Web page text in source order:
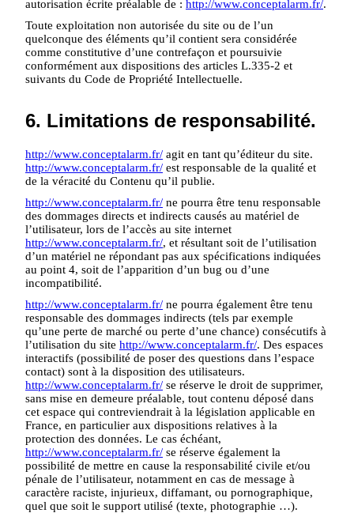
autorisation écrite préalable de : http://www.conceptalarm.fr/.
Toute exploitation non autorisée du site ou de l’un
quelconque des éléments qu’il contient sera considérée
comme constitutive d’une contrefaçon et poursuivie
conformément aux dispositions des articles L.335-2 et
suivants du Code de Propriété Intellectuelle.
6. Limitations de responsabilité.
http://www.conceptalarm.fr/ agit en tant qu’éditeur du site.
http://www.conceptalarm.fr/ est responsable de la qualité et
de la véracité du Contenu qu’il publie.
http://www.conceptalarm.fr/ ne pourra être tenu responsable
des dommages directs et indirects causés au matériel de
l’utilisateur, lors de l’accès au site internet
http://www.conceptalarm.fr/, et résultant soit de l’utilisation
d’un matériel ne répondant pas aux spécifications indiquées
au point 4, soit de l’apparition d’un bug ou d’une
incompatibilité.
http://www.conceptalarm.fr/ ne pourra également être tenu
responsable des dommages indirects (tels par exemple
qu’une perte de marché ou perte d’une chance) consécutifs à
l’utilisation du site http://www.conceptalarm.fr/. Des espaces
interactifs (possibilité de poser des questions dans l’espace
contact) sont à la disposition des utilisateurs.
http://www.conceptalarm.fr/ se réserve le droit de supprimer,
sans mise en demeure préalable, tout contenu déposé dans
cet espace qui contreviendrait à la législation applicable en
France, en particulier aux dispositions relatives à la
protection des données. Le cas échéant,
http://www.conceptalarm.fr/ se réserve également la
possibilité de mettre en cause la responsabilité civile et/ou
pénale de l’utilisateur, notamment en cas de message à
caractère raciste, injurieux, diffamant, ou pornographique,
quel que soit le support utilisé (texte, photographie …).